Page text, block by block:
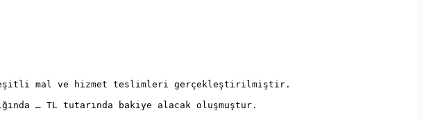
mal ve hizmet teslimleri gerçekleştirilmiştir.
… TL tutarında bakiye alacak oluşmuştur.